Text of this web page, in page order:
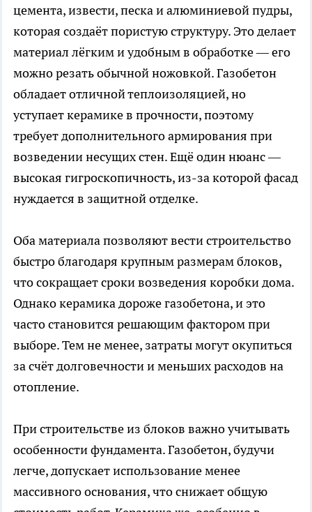
цемента, извести, песка и алюминиевой пудры,
которая создаёт пористую структуру. Это делает
материал лёгким и удобным в обработке — его
можно резать обычной ножовкой. Газобетон
обладает отличной теплоизоляцией, но
уступает керамике в прочности, поэтому
требует дополнительного армирования при
возведении несущих стен. Ещё один нюанс —
высокая гигроскопичность, из-за которой фасад
нуждается в защитной отделке.
Оба материала позволяют вести строительство
быстро благодаря крупным размерам блоков,
что сокращает сроки возведения коробки дома.
Однако керамика дороже газобетона, и это
часто становится решающим фактором при
выборе. Тем не менее, затраты могут окупиться
за счёт долговечности и меньших расходов на
отопление.
При строительстве из блоков важно учитывать
особенности фундамента. Газобетон, будучи
легче, допускает использование менее
массивного основания, что снижает общую